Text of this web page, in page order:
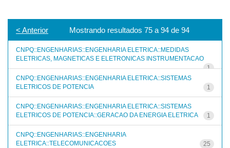
Mostrando resultados 75 a 94 de 94
< Anterior
CNPQ::ENGENHARIAS::ENGENHARIA ELETRICA::MEDIDAS
ELETRICAS, MAGNETICAS E ELETRONICAS INSTRUMENTACAO
1
CNPQ::ENGENHARIAS::ENGENHARIA ELETRICA::SISTEMAS
ELETRICOS DE POTENCIA
1
CNPQ::ENGENHARIAS::ENGENHARIA ELETRICA::SISTEMAS
ELETRICOS DE POTENCIA::GERACAO DA ENERGIA ELETRICA
1
CNPQ::ENGENHARIAS::ENGENHARIA
ELETRICA::TELECOMUNICACOES
25